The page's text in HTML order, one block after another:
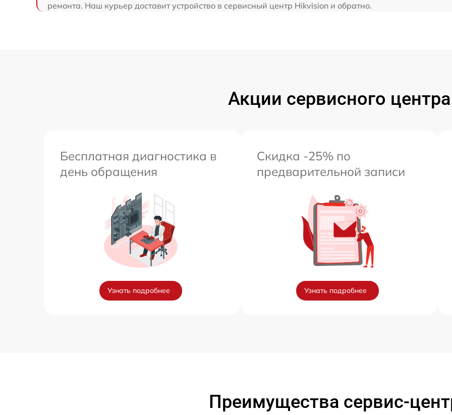
ремонта. Наш курьер доставит устройство в сервисный центр Hikvision и обратно.
Акции сервисного центра
Бесплатная диагностика в
день обращения
Узнать подробнее
Скидка -25% по
предварительной записи
Узнать подробнее
Преимущества сервис-